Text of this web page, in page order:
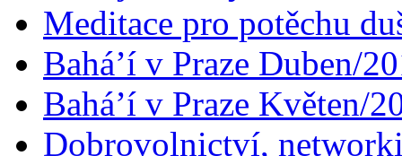
Meditace pro potěchu
Bahá’í v Praze Duben/
Bahá’í v Praze Květen/
Dobrovolnictví,